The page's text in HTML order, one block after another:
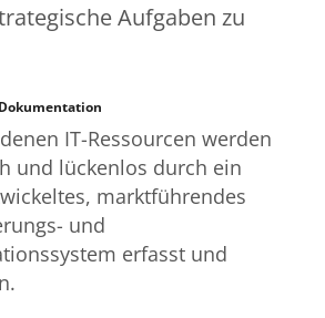
Aufgaben zu
IT-Ressourcen werden
und lückenlos durch ein
marktführendes
und
erfasst und